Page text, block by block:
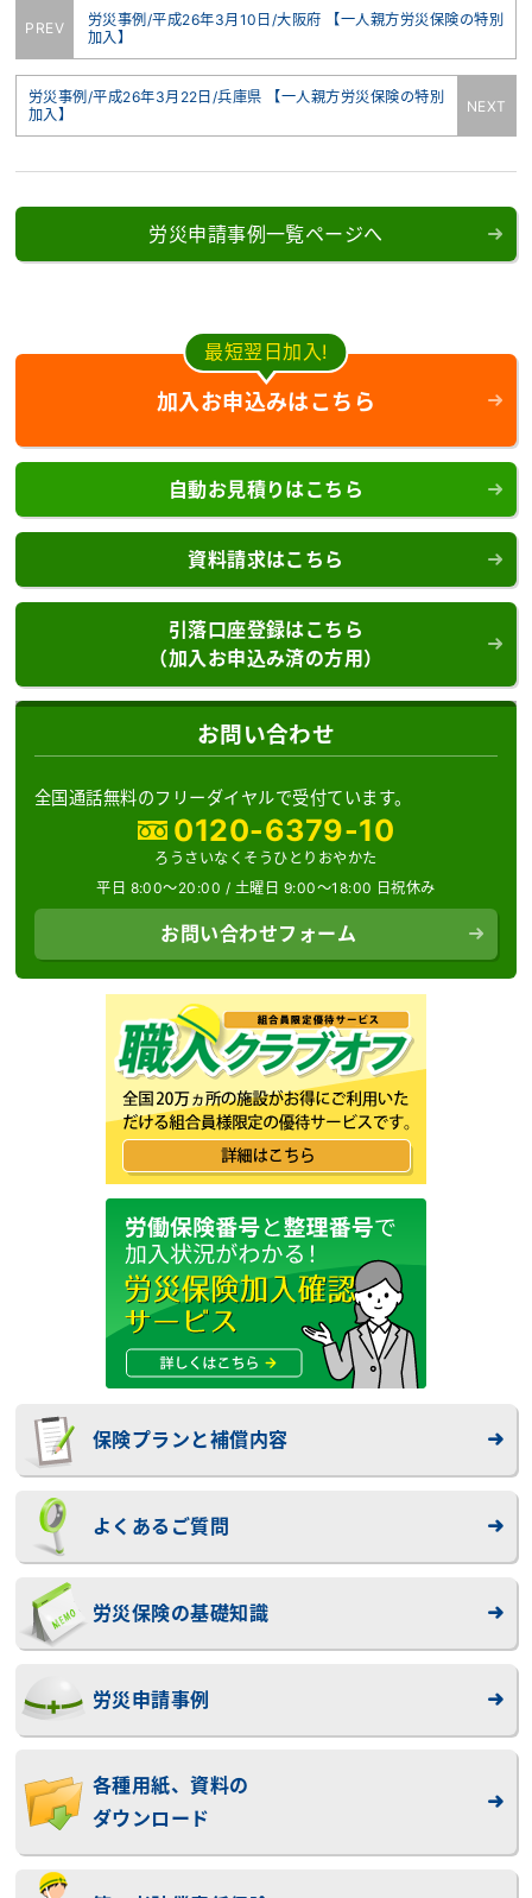
PREV
労災事例/平成26年3月10日/大阪府 【一人親方労災保険の特別
加入】
NEXT
労災事例/平成26年3月22日/兵庫県 【一人親方労災保険の特別
加入】
労災申請事例一覧ページへ
最短翌日加入!
加入お申込みはこちら
自動お見積りはこちら
資料請求はこちら
引落口座登録はこちら
（加入お申込み済の方用）
お問い合わせ
全国通話無料のフリーダイヤルで受付ています。
0120-6379-10
ろうさいなくそうひとりおやかた
平日 8:00～20:00 / 土曜日 9:00～18:00 日祝休み
お問い合わせフォーム
保険プランと補償内容
よくあるご質問
労災保険の基礎知識
労災申請事例
各種用紙、資料の
ダウンロード